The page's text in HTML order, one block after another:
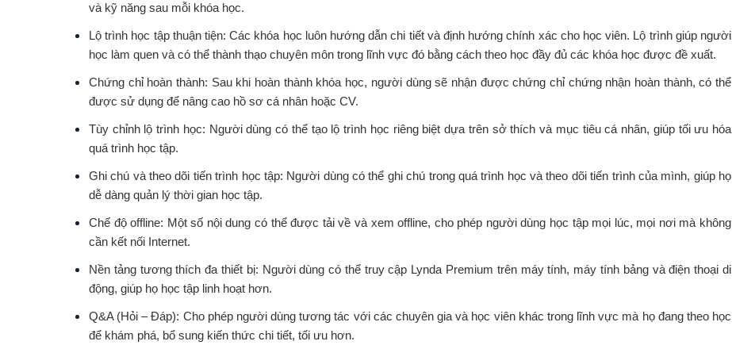
và kỹ năng sau mỗi khóa học.
Lộ trình học tập thuận tiện: Các khóa học luôn hướng dẫn chi tiết và định hướng chính xác cho học viên. Lộ trình giúp người
học làm quen và có thể thành thạo chuyên môn trong lĩnh vực đó bằng cách theo học đầy đủ các khóa học được đề xuất.
Chứng chỉ hoàn thành: Sau khi hoàn thành khóa học, người dùng sẽ nhận được chứng chỉ chứng nhận hoàn thành, có thể
được sử dụng để nâng cao hồ sơ cá nhân hoặc CV.
Tùy chỉnh lộ trình học: Người dùng có thể tạo lộ trình học riêng biệt dựa trên sở thích và mục tiêu cá nhân, giúp tối ưu hóa
quá trình học tập.
Ghi chú và theo dõi tiến trình học tập: Người dùng có thể ghi chú trong quá trình học và theo dõi tiến trình của mình, giúp họ
dễ dàng quản lý thời gian học tập.
Chế độ offline: Một số nội dung có thể được tải về và xem offline, cho phép người dùng học tập mọi lúc, mọi nơi mà không
cần kết nối Internet.
Nền tảng tương thích đa thiết bị: Người dùng có thể truy cập Lynda Premium trên máy tính, máy tính bảng và điện thoại di
động, giúp họ học tập linh hoạt hơn.
Q&A (Hỏi – Đáp): Cho phép người dùng tương tác với các chuyên gia và học viên khác trong lĩnh vực mà họ đang theo học
để khám phá, bổ sung kiến thức chi tiết, tối ưu hơn.